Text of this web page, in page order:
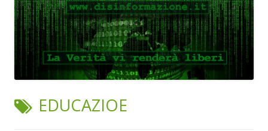
TAG:
EDUCAZIOE